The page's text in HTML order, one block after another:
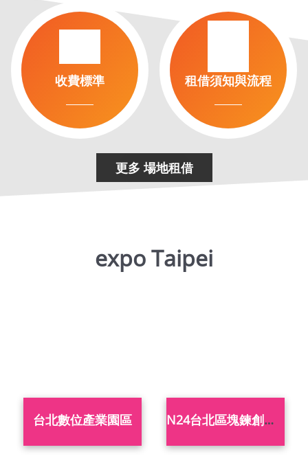
更多 場地租借
expo Taipei
台北數位產業園區 N24台北區塊鍊創新育成基地